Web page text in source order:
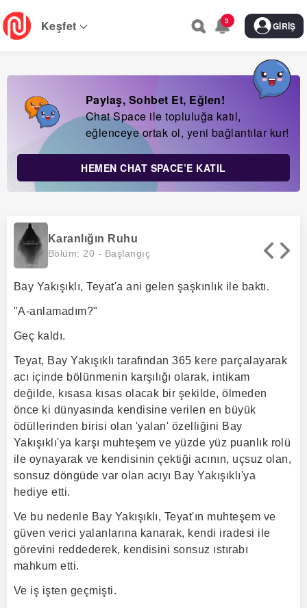
Skip
to
main
Keşfet 3 GIRIŞ
Paylaş, Sohbet Et, Eğlen!
Chat Space ile topluluğa katıl,
eğlenceye ortak ol, yeni bağlantılar kur!
HEMEN CHAT SPACE’E KATIL
Karanlığın Ruhu
Bölüm: 20 - Başlangıç
Bay Yakışıklı, Teyat'a ani gelen şaşkınlık ile baktı.
"A-anlamadım?"
Geç kaldı.
Teyat, Bay Yakışıklı tarafından 365 kere parçalayarak
acı içinde bölünmenin karşılığı olarak, intikam
değilde, kısasa kısas olacak bir şekilde, ölmeden
önce ki dünyasında kendisine verilen en büyük
ödüllerinden birisi olan 'yalan' özelliğini Bay
Yakışıklı'ya karşı muhteşem ve yüzde yüz puanlık rolü
ile oynayarak ve kendisinin çektiği acının, uçsuz olan,
sonsuz döngüde var olan acıyı Bay Yakışıklı'ya
hediye etti.
Ve bu nedenle Bay Yakışıklı, Teyat'ın muhteşem ve
güven verici yalanlarına kanarak, kendi iradesi ile
görevini reddederek, kendisini sonsuz ıstırabı
mahkum etti.
Ve iş işten geçmişti.